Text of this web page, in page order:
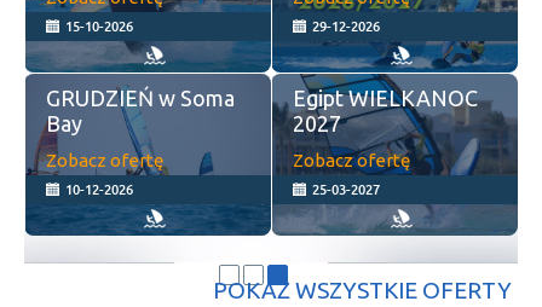
23-08-2026 11-03-2027
GRUDZIEŃ 2026 w
Egipcie
Zobacz ofertę
03-12-2026
Zobacz ofertę
POKAŻ WSZYSTKIE OFERTY